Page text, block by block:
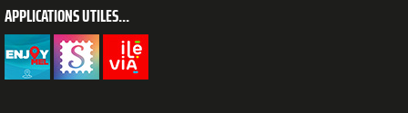
APPLICATIONS UTILES...